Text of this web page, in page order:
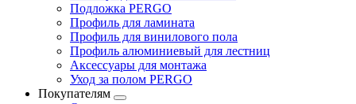
Подложка PERGO
Профиль для ламината
Профиль для винилового пола
Профиль алюминиевый для лестниц
Аксессуары для монтажа
Уход за полом PERGO
Покупателям